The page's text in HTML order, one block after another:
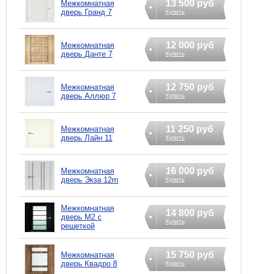
Межкомнатная
дверь Гранд 7
13 500 руб
Купить
Межкомнатная
дверь Данте 7
12 000 руб
Купить
Межкомнатная
дверь Аллюр 7
12 750 руб
Купить
Межкомнатная
дверь Лайн 11
11 250 руб
Купить
Межкомнатная
дверь Экзa 12m
16 000 руб
Купить
Межкомнатная
дверь М2 с
решеткой
14 800 руб
Купить
Межкомнатная
дверь Квадро 8
15 750 руб
Купить